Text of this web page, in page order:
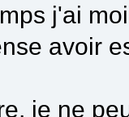
j'ai
avoir
je ne